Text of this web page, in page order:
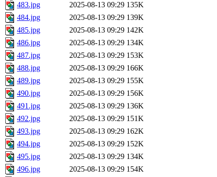
483.jpg
2025-08-13 09:29 135K
484.jpg
2025-08-13 09:29 139K
485.jpg
2025-08-13 09:29 142K
486.jpg
2025-08-13 09:29 134K
487.jpg
2025-08-13 09:29 153K
488.jpg
2025-08-13 09:29 166K
489.jpg
2025-08-13 09:29 155K
490.jpg
2025-08-13 09:29 156K
491.jpg
2025-08-13 09:29 136K
492.jpg
2025-08-13 09:29 151K
493.jpg
2025-08-13 09:29 162K
494.jpg
2025-08-13 09:29 152K
495.jpg
2025-08-13 09:29 134K
496.jpg
2025-08-13 09:29 154K